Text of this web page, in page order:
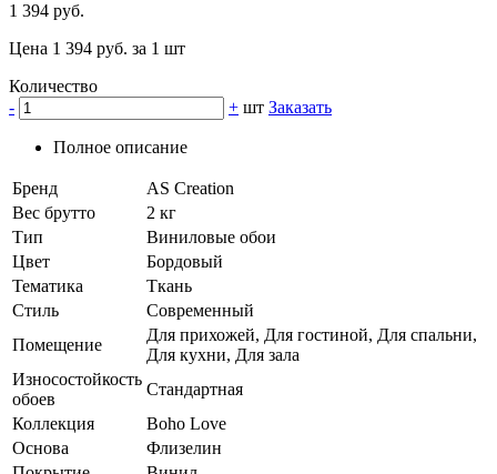
1 394 руб.
Цена 1 394 руб. за 1 шт
Количество
-
+ шт Заказать
Полное описание
Бренд
AS Creation
Вес брутто
2 кг
Тип
Виниловые обои
Цвет
Бордовый
Тематика
Ткань
Стиль
Современный
Помещение
Для прихожей, Для гостиной, Для спальни,
Для кухни, Для зала
Износостойкость
обоев
Стандартная
Коллекция
Boho Love
Основа
Флизелин